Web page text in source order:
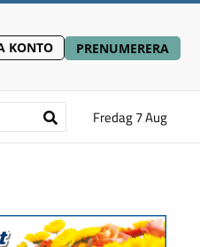
KONTO PRENUMERERA
Fredag 7 Aug